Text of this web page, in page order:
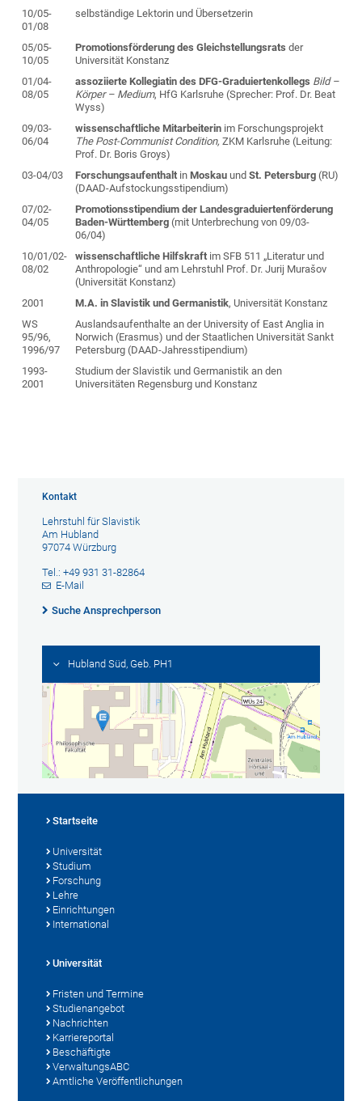
10/05-
01/08
selbständige Lektorin und Übersetzerin
05/05-
10/05
Promotionsförderung des Gleichstellungsrats der
Universität Konstanz
01/04-
08/05
assoziierte Kollegiatin des DFG-Graduiertenkollegs Bild –
Körper – Medium, HfG Karlsruhe (Sprecher: Prof. Dr. Beat
Wyss)
09/03-
06/04
wissenschaftliche Mitarbeiterin im Forschungsprojekt
The Post-Communist Condition, ZKM Karlsruhe (Leitung:
Prof. Dr. Boris Groys)
03-04/03
Forschungsaufenthalt inMoskau undSt. Petersburg (RU)
(DAAD-Aufstockungsstipendium)
07/02-
04/05
Promotionsstipendium der Landesgraduiertenförderung
Baden-Württemberg (mit Unterbrechung von 09/03-
06/04)
10/01/02-
08/02
wissenschaftliche Hilfskraft im SFB 511 „Literatur und
Anthropologie“ und am Lehrstuhl Prof. Dr. Jurij Murašov
(Universität Konstanz)
2001
M.A. in Slavistik und Germanistik, Universität Konstanz
WS
95/96,
1996/97
Auslandsaufenthalte an der University of East Anglia in
Norwich (Erasmus) und der Staatlichen Universität Sankt
Petersburg (DAAD-Jahresstipendium)
1993-
2001
Studium der Slavistik und Germanistik an den
Universitäten Regensburg und Konstanz
Kontakt
Lehrstuhl für Slavistik
Am Hubland
97074 Würzburg
Tel.: +49 931 31-82864
E-Mail
Suche Ansprechperson
Hubland Süd, Geb. PH1
Startseite
Universität
Studium
Forschung
Lehre
Einrichtungen
International
Universität
Fristen und Termine
Studienangebot
Nachrichten
Karriereportal
Beschäftigte
VerwaltungsABC
Amtliche Veröffentlichungen